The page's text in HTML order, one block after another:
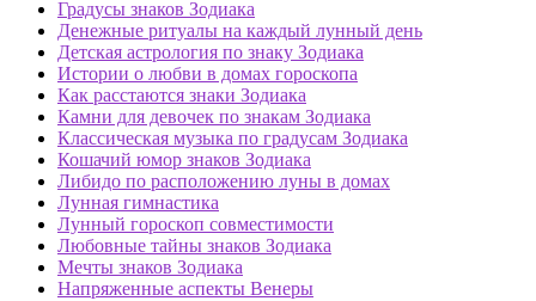
Градусы знаков Зодиака
Денежные ритуалы на каждый лунный день
Детская астрология по знаку Зодиака
Истории о любви в домах гороскопа
Как расстаются знаки Зодиака
Камни для девочек по знакам Зодиака
Классическая музыка по градусам Зодиака
Кошачий юмор знаков Зодиака
Либидо по расположению луны в домах
Лунная гимнастика
Лунный гороскоп совместимости
Любовные тайны знаков Зодиака
Мечты знаков Зодиака
Напряженные аспекты Венеры